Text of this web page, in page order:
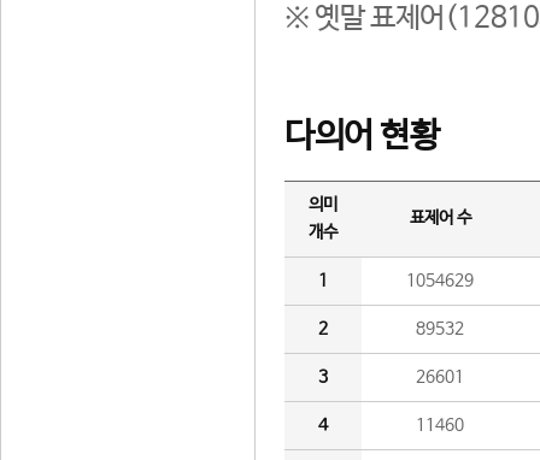
※ 옛말 표제어(12810
다의어 현황
의미
개수
표제어 수
1 1054629
2 89532
3 26601
4 11460